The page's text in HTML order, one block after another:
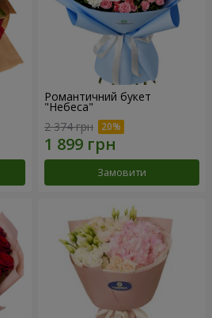
Романтичний букет
"Небеса"
2 374 грн
Замовити